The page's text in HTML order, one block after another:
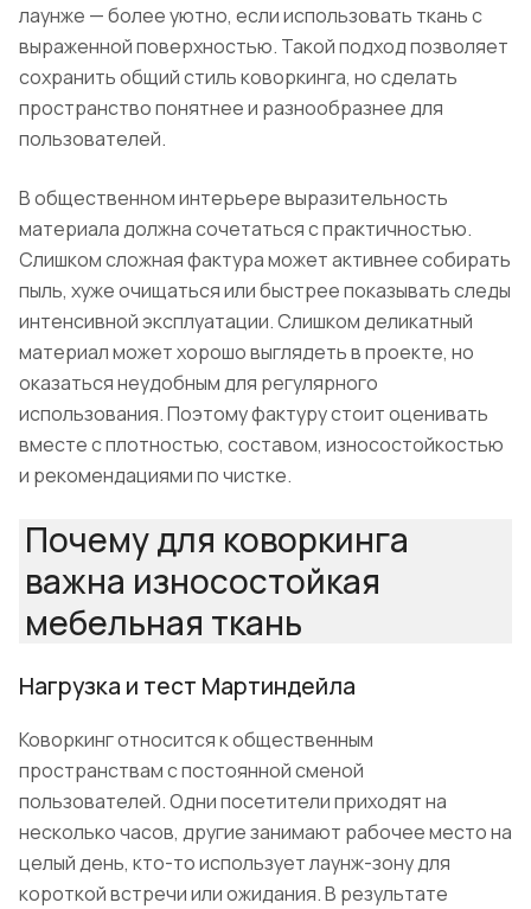
лаунже — более уютно, если использовать ткань с
выраженной поверхностью. Такой подход позволяет
сохранить общий стиль коворкинга, но сделать
пространство понятнее и разнообразнее для
пользователей.
В общественном интерьере выразительность
материала должна сочетаться с практичностью.
Слишком сложная фактура может активнее собирать
пыль, хуже очищаться или быстрее показывать следы
интенсивной эксплуатации. Слишком деликатный
материал может хорошо выглядеть в проекте, но
оказаться неудобным для регулярного
использования. Поэтому фактуру стоит оценивать
вместе с плотностью, составом, износостойкостью
и рекомендациями по чистке.
Почему для коворкинга
важна износостойкая
мебельная ткань
Нагрузка и тест Мартиндейла
Коворкинг относится к общественным
пространствам с постоянной сменой
пользователей. Одни посетители приходят на
несколько часов, другие занимают рабочее место на
целый день, кто-то использует лаунж-зону для
короткой встречи или ожидания. В результате